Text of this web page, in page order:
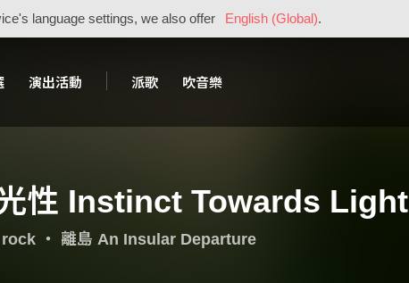
language settings, we also offer English (Global).
演出活動 派歌 吹音樂
性 Instinct Towards Light
・ 離島 An Insular Departure